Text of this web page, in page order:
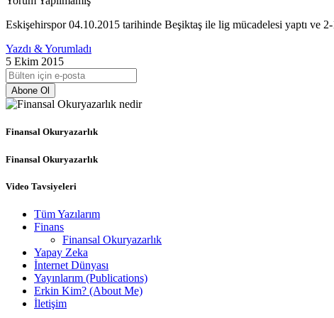
Eskişehirspor 04.10.2015 tarihinde Beşiktaş ile lig mücadelesi yaptı ve
Yazdı & Yorumladı
5 Ekim 2015
Abone Ol
Finansal Okuryazarlık
Finansal Okuryazarlık
Video Tavsiyeleri
Tüm Yazılarım
Finans
Finansal Okuryazarlık
Yapay Zeka
İnternet Dünyası
Yayınlarım (Publications)
Erkin Kim? (About Me)
İletişim